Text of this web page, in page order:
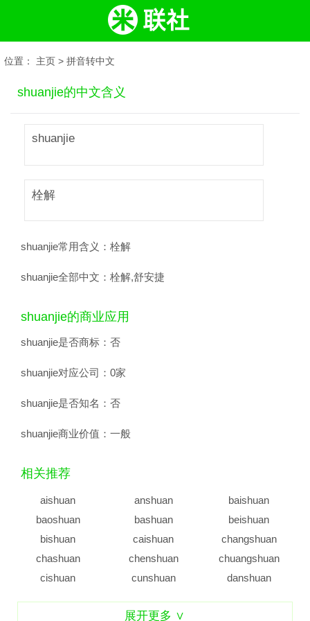
位置： 主页 > 拼音转中文
shuanjie的中文含义
shuanjie
栓解
shuanjie常用含义： 栓解
shuanjie全部中文： 栓解,舒安捷
shuanjie的商业应用
shuanjie是否商标： 否
shuanjie对应公司： 0家
shuanjie是否知名： 否
shuanjie商业价值： 一般
相关推荐
aishuan anshuan
baishuan
baoshuan
bashuan
beishuan
bishuan
caishuan
changshuan
chashuan
chenshuan
chuangshuan
cishuan
cunshuan
danshuan
duanshuan
展开更多 ∨